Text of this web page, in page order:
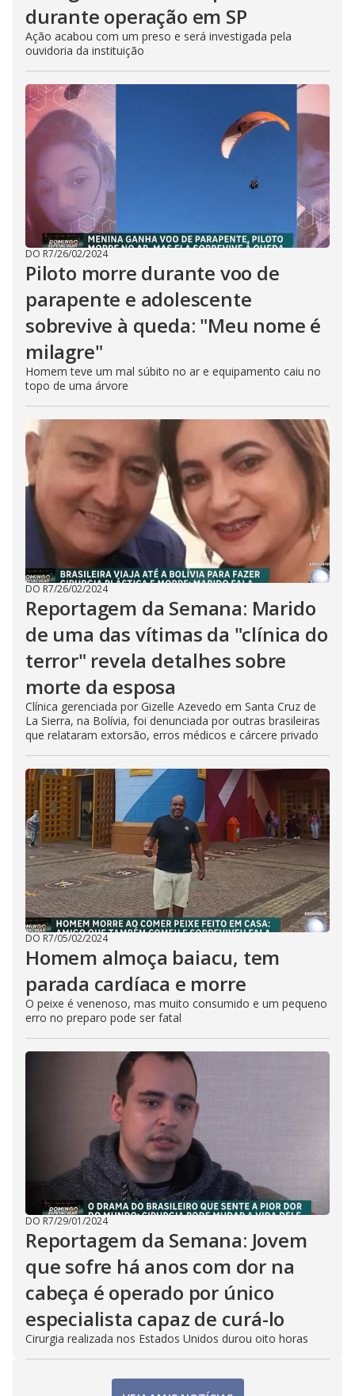
durante operação em SP
Ação acabou com um preso e será investigada pela
ouvidoria da instituição
DO R7/26/02/2024
Piloto morre durante voo de
parapente e adolescente
sobrevive à queda: "Meu nome é
milagre"
Homem teve um mal súbito no ar e equipamento caiu no
topo de uma árvore
DO R7/26/02/2024
Reportagem da Semana: Marido
de uma das vítimas da "clínica do
terror" revela detalhes sobre
morte da esposa
Clínica gerenciada por Gizelle Azevedo em Santa Cruz de
La Sierra, na Bolívia, foi denunciada por outras brasileiras
que relataram extorsão, erros médicos e cárcere privado
DO R7/05/02/2024
Homem almoça baiacu, tem
parada cardíaca e morre
O peixe é venenoso, mas muito consumido e um pequeno
erro no preparo pode ser fatal
DO R7/29/01/2024
Reportagem da Semana: Jovem
que sofre há anos com dor na
cabeça é operado por único
especialista capaz de curá-lo
Cirurgia realizada nos Estados Unidos durou oito horas